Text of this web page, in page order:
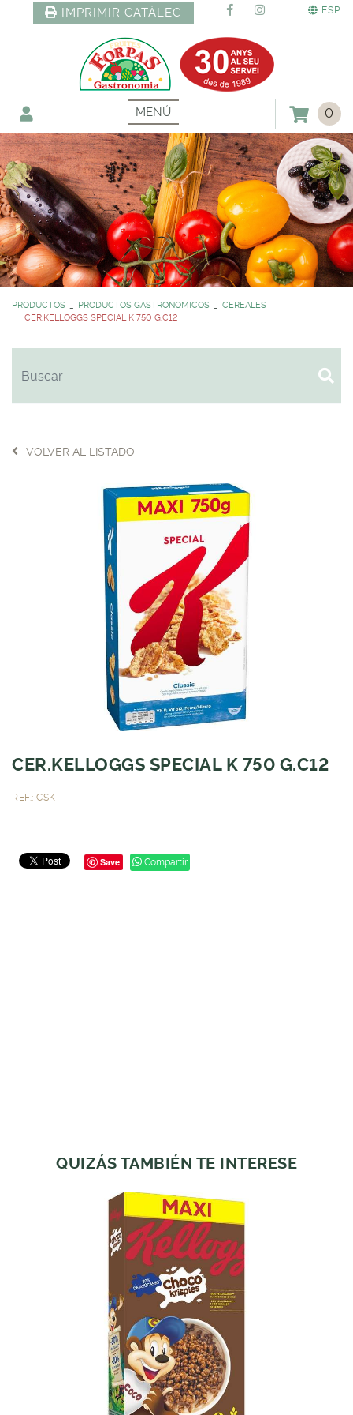
ESP
IMPRIMIR CATÀLEG
MENÚ 0
PRODUCTOS PRODUCTOS GASTRONOMICOS
CEREALES
CER.KELLOGGS SPECIAL K 750 G.C12
VOLVER AL LISTADO
CER.KELLOGGS SPECIAL K 750 G.C12
REF.: CSK
Save Compartir
QUIZÁS TAMBIÉN TE INTERESE